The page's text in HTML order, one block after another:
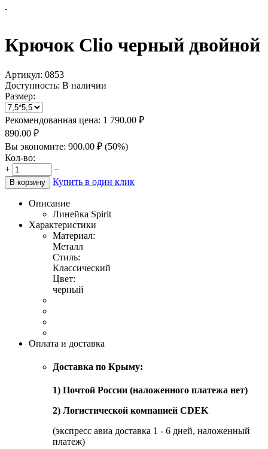
Крючок Clio черный двойной
Артикул: 0853
Доступность: В наличии
Размер:
Рекомендованная цена: 1 790.00 ₽
890.00 ₽
Вы экономите: 900.00 ₽ (50%)
Кол-во:
+
−
В корзину Купить в один клик
Описание
Линейка Spirit
Характеристики
Материал:
Металл
Стиль:
Классический
Цвет:
черный
Оплата и доставка
Доставка по Крыму:
1) Почтой России (наложенного платежа нет)
2) Логистической компанией CDEK
(экспресс авиа доставка 1 - 6 дней, наложенный
платеж)